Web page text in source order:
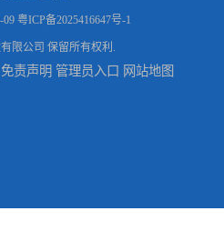
09 粤ICP备2025416647号-1
限公司 保留所有权利.
免责声明 管理员入口 网站地图